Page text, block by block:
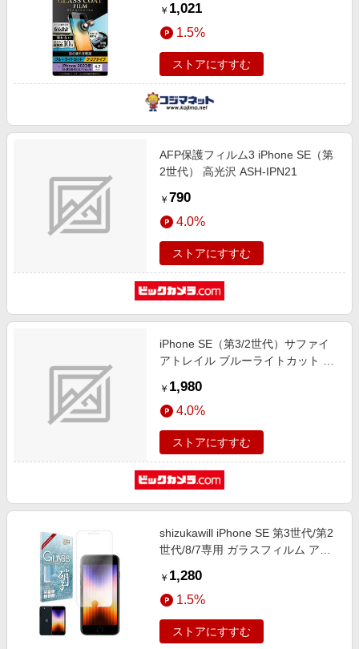
RTP35FTV12
￥ 1,021
1.5%
ストアにすすむ
AFP保護フィルム3 iPhone SE（第
2世代） 高光沢 ASH-IPN21
￥ 790
4.0%
ストアにすすむ
iPhone SE（第3/2世代）サファイ
アトレイル ブルーライトカット ガ
￥ 1,980
4.0%
ストアにすすむ
shizukawill iPhone SE 第3世代/第2
世代/8/7専用 ガラスフィルム アン
￥ 1,280
1.5%
ストアにすすむ